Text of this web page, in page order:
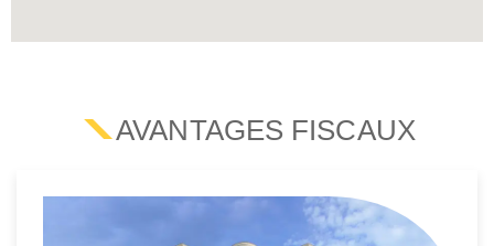
AVANTAGES FISCAUX